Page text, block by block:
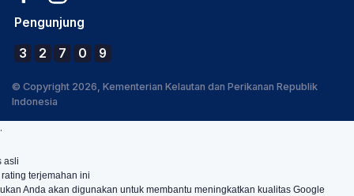
Pengunjung
3 2 7 0 9
© Copyright 2026, Kementerian Kelautan dan Perikanan Republik
Indonesia
.
asli
terjemahan ini
Anda akan digunakan untuk membantu meningkatkan kualitas Google